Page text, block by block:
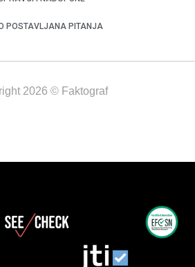
POSTAVLJANA PITANJA
2026 © Faktograf